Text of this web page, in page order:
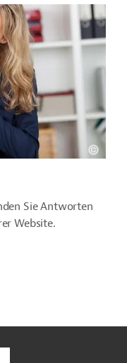
Sie Antworten
Website.